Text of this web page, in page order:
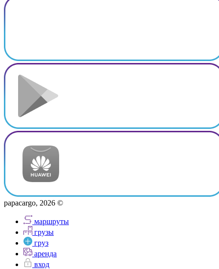
papacargo, 2026 ©
маршруты
грузы
груз
аренда
вход